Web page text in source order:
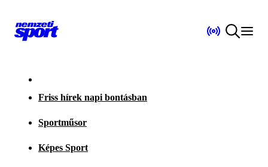
Friss hírek napi bontásban
Sportműsor
Képes Sport